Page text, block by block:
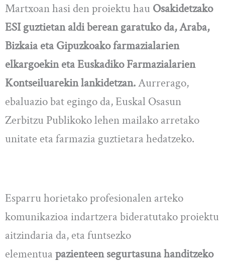
Martxoan hasi den proiektu hau Osakidetzako
ESI guztietan aldi berean garatuko da, Araba,
Bizkaia eta Gipuzkoako farmazialarien
elkargoekin eta Euskadiko Farmazialarien
Kontseiluarekin lankidetzan.Aurrerago,
ebaluazio bat egingo da, Euskal Osasun
Zerbitzu Publikoko lehen mailako arretako
unitate eta farmazia guztietara hedatzeko.
Esparru horietako profesionalen arteko
komunikazioa indartzera bideratutako proiektu
aitzindaria da, eta funtsezko
elementua pazienteen segurtasuna handitzeko